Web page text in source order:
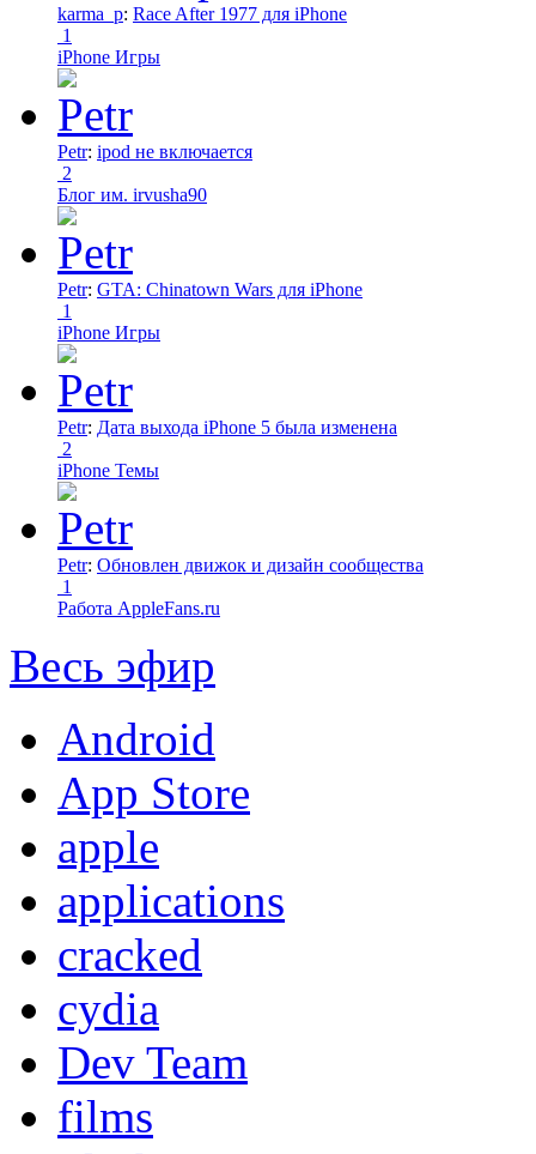
karma_p: Race After 1977 для iPhone
1
iPhone Игры
Petr: ipod не включается
2
Блог им. irvusha90
Petr: GTA: Chinatown Wars для iPhone
1
iPhone Игры
Petr: Дата выхода iPhone 5 была изменена
2
iPhone Темы
Petr: Обновлен движок и дизайн сообщества
1
Работа AppleFans.ru
Весь эфир
Android
App Store
apple
applications
cracked
cydia
Dev Team
films